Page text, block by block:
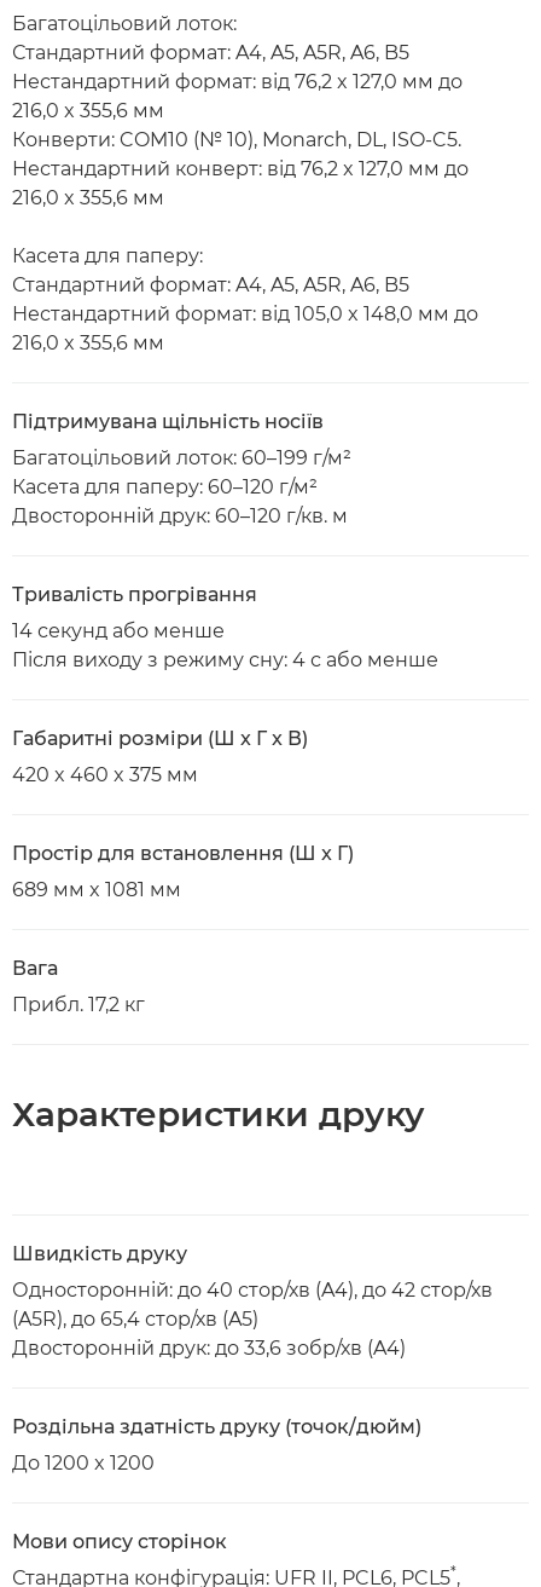
Багатоцільовий лоток:
Стандартний формат: A4, A5, A5R, A6, B5
Нестандартний формат: від 76,2 x 127,0 мм до
216,0 x 355,6 мм
Конверти: COM10 (№ 10), Monarch, DL, ISO-C5.
Нестандартний конверт: від 76,2 x 127,0 мм до
216,0 x 355,6 мм
Касета для паперу:
Стандартний формат: A4, A5, A5R, A6, B5
Нестандартний формат: від 105,0 x 148,0 мм до
216,0 x 355,6 мм
Підтримувана щільність носіїв
Багатоцільовий лоток: 60–199 г/м²
Касета для паперу: 60–120 г/м²
Двосторонній друк: 60–120 г/кв. м
Тривалість прогрівання
14 секунд або менше
Після виходу з режиму сну: 4 с або менше
Габаритні розміри (Ш x Г x В)
420 x 460 x 375 мм
Простір для встановлення (Ш x Г)
689 мм x 1081 мм
Вага
Прибл. 17,2 кг
Характеристики друку
Швидкість друку
Односторонній: до 40 стор/хв (A4), до 42 стор/хв
(A5R), до 65,4 стор/хв (A5)
Двосторонній друк: до 33,6 зобр/хв (A4)
Роздільна здатність друку (точок/дюйм)
До 1200 x 1200
Мови опису сторінок
Стандартна конфігурація: UFR II, PCL6, PCL5*,